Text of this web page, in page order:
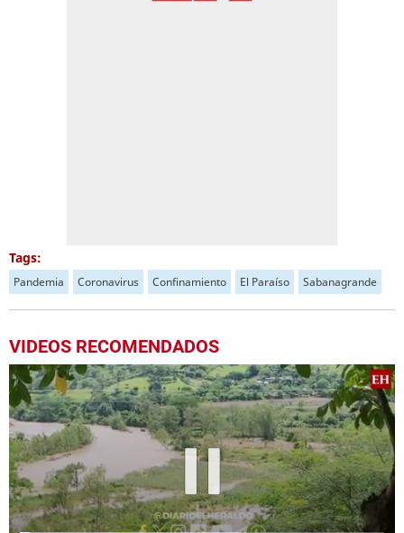
Tags:
Pandemia Coronavirus Confinamiento El Paraíso Sabanagrande
VIDEOS RECOMENDADOS